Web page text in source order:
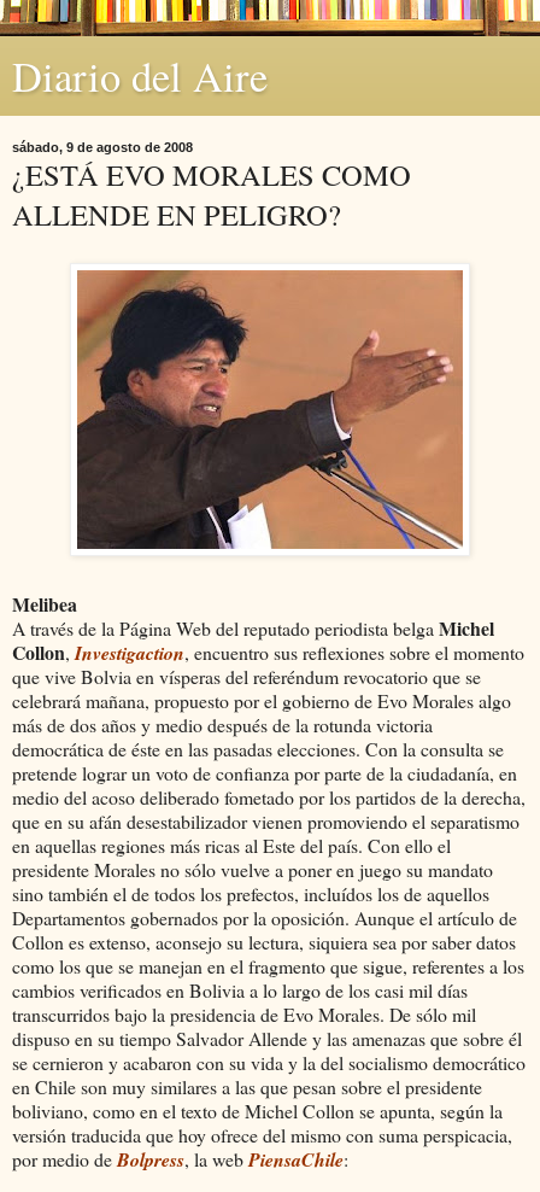
Diario del Aire
sábado, 9 de agosto de 2008
¿ESTÁ EVO MORALES COMO
ALLENDE EN PELIGRO?
Melibea
A través de la Página Web del reputado periodista belga Michel
Collon, Investigaction, encuentro sus reflexiones sobre el momento
que vive Bolvia en vísperas del referéndum revocatorio que se
celebrará mañana, propuesto por el gobierno de Evo Morales algo
más de dos años y medio después de la rotunda victoria
democrática de éste en las pasadas elecciones. Con la consulta se
pretende lograr un voto de confianza por parte de la ciudadanía, en
medio del acoso deliberado fometado por los partidos de la derecha,
que en su afán desestabilizador vienen promoviendo el separatismo
en aquellas regiones más ricas al Este del país. Con ello el
presidente Morales no sólo vuelve a poner en juego su mandato
sino también el de todos los prefectos, incluídos los de aquellos
Departamentos gobernados por la oposición. Aunque el artículo de
Collon es extenso, aconsejo su lectura, siquiera sea por saber datos
como los que se manejan en el fragmento que sigue, referentes a los
cambios verificados en Bolivia a lo largo de los casi mil días
transcurridos bajo la presidencia de Evo Morales. De sólo mil
dispuso en su tiempo Salvador Allende y las amenazas que sobre él
se cernieron y acabaron con su vida y la del socialismo democrático
en Chile son muy similares a las que pesan sobre el presidente
boliviano, como en el texto de Michel Collon se apunta, según la
versión traducida que hoy ofrece del mismo con suma perspicacia,
por medio deBolpress, la webPiensaChile: